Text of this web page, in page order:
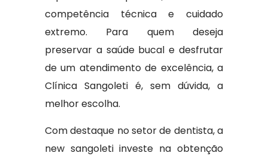
competência técnica e cuidado
extremo. Para quem deseja
preservar a saúde bucal e desfrutar
de um atendimento de excelência, a
Clínica Sangoleti é, sem dúvida, a
melhor escolha.
Com destaque no setor de dentista, a
new sangoleti investe na obtenção